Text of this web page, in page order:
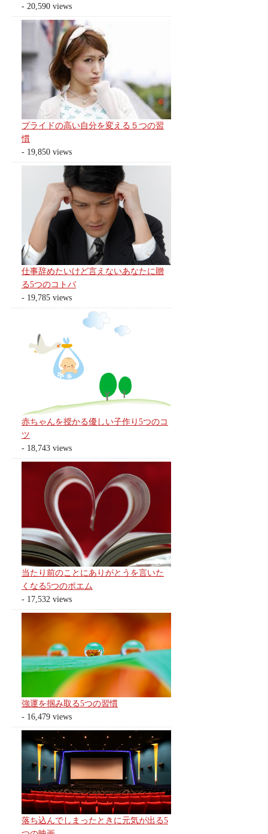
- 20,590 views
プライドの高い自分を変える５つの習
慣
- 19,850 views
仕事辞めたいけど言えないあなたに贈
る5つのコトバ
- 19,785 views
赤ちゃんを授かる優しい子作り5つのコ
ツ
- 18,743 views
当たり前のことにありがとうを言いた
くなる5つのポエム
- 17,532 views
強運を掴み取る5つの習慣
- 16,479 views
落ち込んでしまったときに元気が出る5